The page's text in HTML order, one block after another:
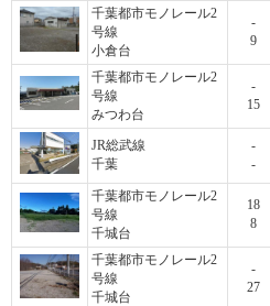
千葉都市モノレール2
号線
小倉台
-
9
千葉都市モノレール2
号線
みつわ台
-
15
JR総武線
千葉
-
-
千葉都市モノレール2
号線
千城台
18
8
千葉都市モノレール2
号線
千城台
-
27